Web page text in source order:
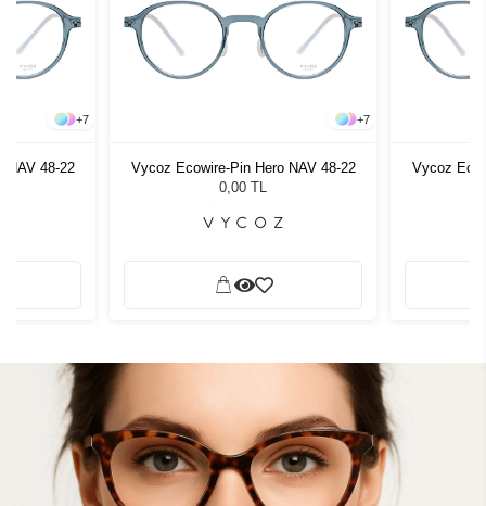
+7
NAV 48-22
+7
Vycoz Ecowire-Pin Hero NAV 48-22
0,00 TL
Vycoz